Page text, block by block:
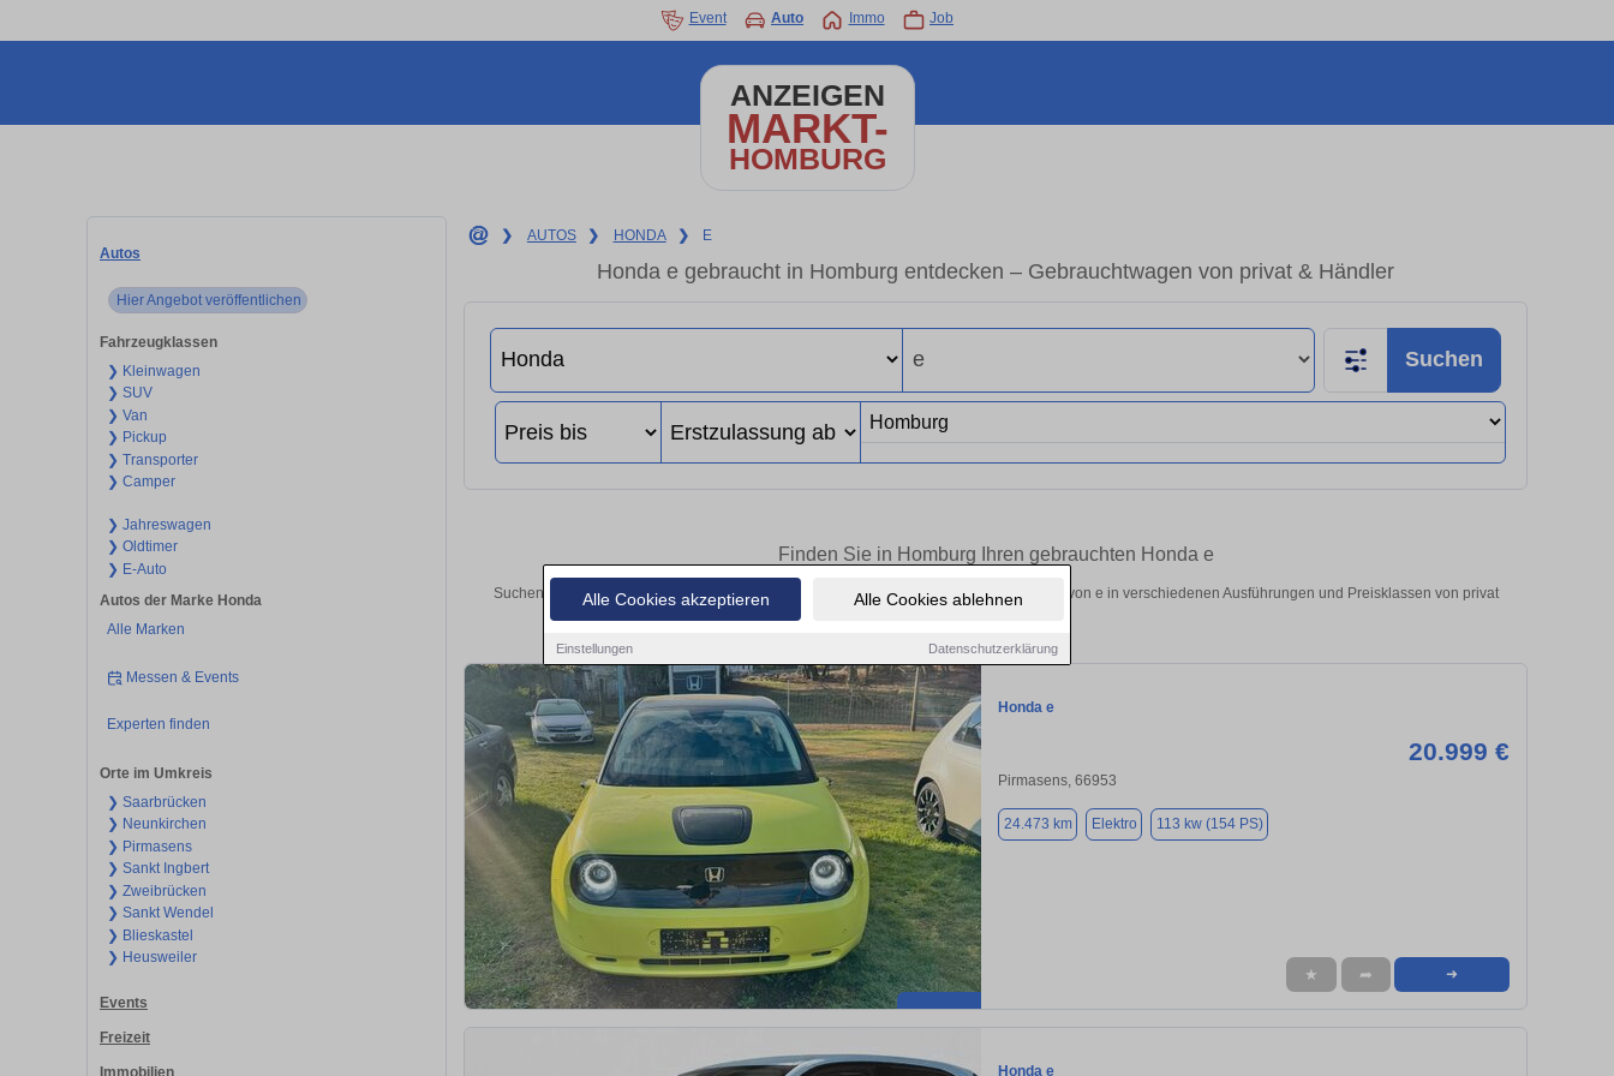
Alle Cookies akzeptieren Alle Cookies ablehnen
Einstellungen Datenschutzerklärung
Event Auto Immo Job
ANZEIGEN
MARKT-
HOMBURG
Autos
Hier Angebot veröffentlichen
Fahrzeugklassen
❯ Kleinwagen
❯ SUV
❯ Van
❯ Pickup
❯ Transporter
❯ Camper
❯ Jahreswagen
❯ Oldtimer
❯ E-Auto
Autos der Marke Honda
Alle Marken
Messen & Events
Experten finden
Orte im Umkreis
❯ Saarbrücken
❯ Neunkirchen
❯ Pirmasens
❯ Sankt Ingbert
❯ Zweibrücken
❯ Sankt Wendel
❯ Blieskastel
❯ Heusweiler
Events
Freizeit
Immobilien
❯ AUTOS ❯ HONDA ❯ E
Honda e gebraucht in Homburg entdecken – Gebrauchtwagen von privat & Händler
Suchen
Finden Sie in Homburg Ihren gebrauchten Honda e
Suchen Sie in Homburg einen Honda e Gebrauchtwagen? Entdecken Sie gebrauchte e von e in verschiedenen Ausführungen und Preisklassen von privat
Honda e
20.999 €
Pirmasens, 66953
24.473 km Elektro 113 kw (154 PS)
★ ➦ ➜
Honda e